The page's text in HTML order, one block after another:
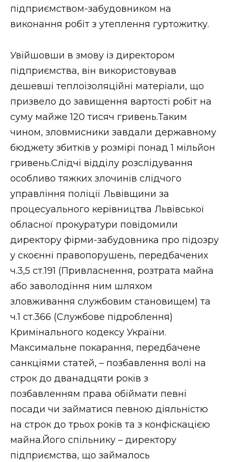
підприємством-забудовником на
виконання робіт з утеплення гуртожитку.
Увійшовши в змову із директором
підприємства, він використовував
дешевші теплоізоляційні матеріали, що
призвело до завищення вартості робіт на
суму майже 120 тисяч гривень.Таким
чином, зловмисники завдали державному
бюджету збитків у розмірі понад 1 мільйон
гривень.Слідчі відділу розслідування
особливо тяжких злочинів слідчого
управління поліції Львівщини за
процесуального керівництва Львівської
обласної прокуратури повідомили
директору фірми-забудовника про підозру
у скоєнні правопорушень, передбачених
ч.3,5 ст.191 (Привласнення, розтрата майна
або заволодіння ним шляхом
зловживання службовим становищем) та
ч.1 ст.366 (Службове підроблення)
Кримінального кодексу України.
Максимальне покарання, передбачене
санкціями статей, – позбавлення волі на
строк до дванадцяти років з
позбавленням права обіймати певні
посади чи займатися певною діяльністю
на строк до трьох років та з конфіскацією
майна.Його спільнику – директору
підприємства, що займалось